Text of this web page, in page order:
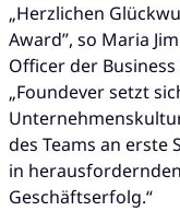
„Herzlichen
Award”, so Maria
Officer der
„Foundever setzt
des Teams an erste
in
Geschäftserfolg.“